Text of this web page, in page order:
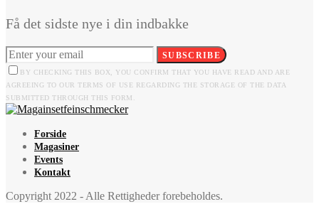
Få det sidste nye i din indbakke
SUBSCRIBE
BY CHECKING THIS BOX, YOU CONFIRM THAT YOU HAVE READ AND ARE
AGREEING TO OUR TERMS OF USE REGARDING THE STORAGE OF THE DATA
SUBMITTED THROUGH THIS FORM.
Forside
Magasiner
Events
Kontakt
Copyright 2022 - Alle Rettigheder forebeholdes.